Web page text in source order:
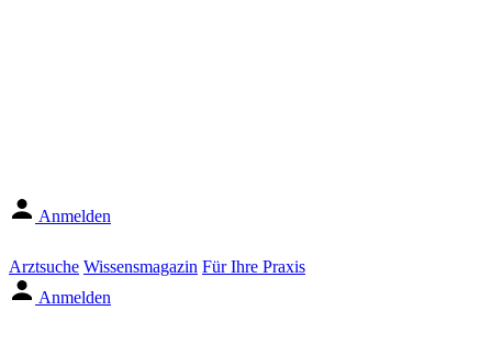
Anmelden
Arztsuche Wissensmagazin Für Ihre Praxis
Anmelden